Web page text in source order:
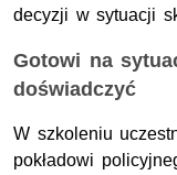
decyzji w sytuacji
Gotowi na
doświadczyć
W szkoleniu
pokładowi